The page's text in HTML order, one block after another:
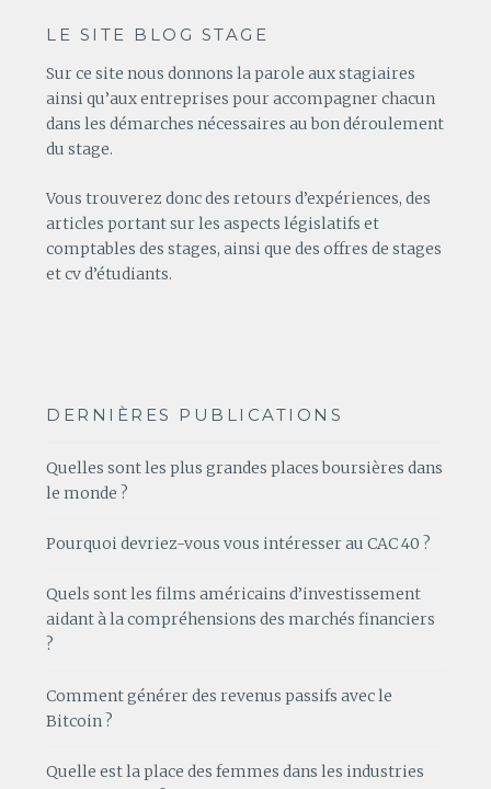
LE SITE BLOG STAGE
Sur ce site nous donnons la parole aux stagiaires
ainsi qu’aux entreprises pour accompagner chacun
dans les démarches nécessaires au bon déroulement
du stage.
Vous trouverez donc des retours d’expériences, des
articles portant sur les aspects législatifs et
comptables des stages, ainsi que des offres de stages
et cv d’étudiants.
DERNIÈRES PUBLICATIONS
Quelles sont les plus grandes places boursières dans
le monde ?
Pourquoi devriez-vous vous intéresser au CAC 40 ?
Quels sont les films américains d’investissement
aidant à la compréhensions des marchés financiers
?
Comment générer des revenus passifs avec le
Bitcoin ?
Quelle est la place des femmes dans les industries